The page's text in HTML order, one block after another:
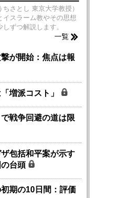
さとし 東京大学教授）
イスラーム教やその思想
ずつ解説します。
一覧
が開始：焦点は報
増派コスト」
戦争回避の道は限
包括和平案が示す
台頭
期の10日間：評価